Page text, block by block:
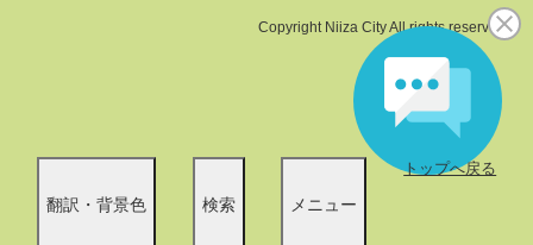
翻訳・背景色 検索 メニュー
トップへ戻る
Copyright Niiza City All rights reserved.